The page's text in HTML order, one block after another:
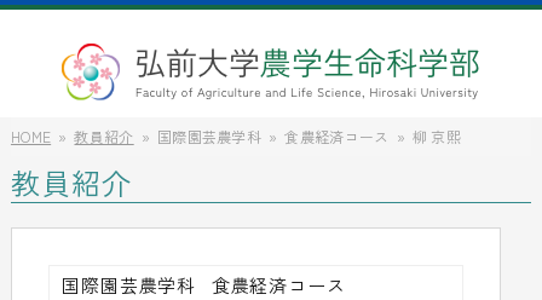
HOME 教員紹介 国際園芸農学科 食農経済コース 柳 京煕
教員紹介
国際園芸農学科 食農経済コース